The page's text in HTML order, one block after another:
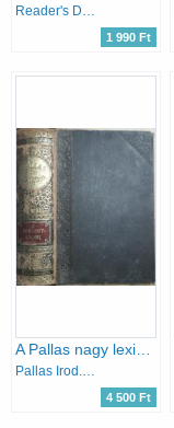
1 990 Ft
A Pallas nagy lexikona IX. (Hehezet-Kacor)
Pallas Irod. és nyomdai Rt.
4 500 Ft